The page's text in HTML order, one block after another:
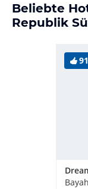
Beliebte
Republik